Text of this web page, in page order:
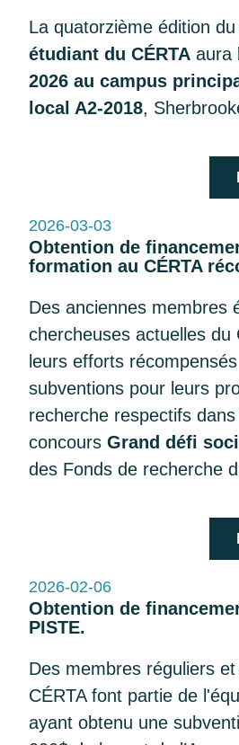
La quatorzième édition du
étudiant du CÉRTA aura
2026 au campus
local A2-2018,
2026-03-03
Obtention de
formation au CÉRTA
Des anciennes membres
chercheuses actuelles du
leurs efforts
subventions pour leurs
recherche respectifs
concours Grand défi
des Fonds de recherche
2026-02-06
Obtention de
PISTE.
Des membres réguliers
CÉRTA font partie de
ayant obtenu une